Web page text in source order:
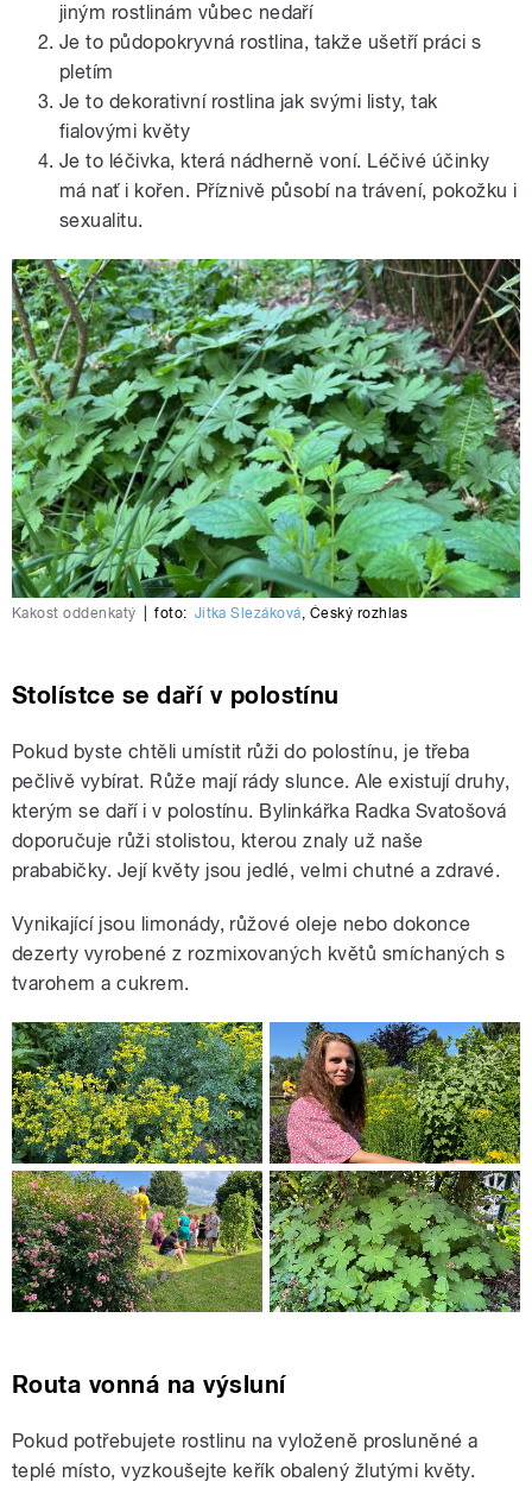
jiným rostlinám vůbec nedaří
Je to půdopokryvná rostlina, takže ušetří práci s
pletím
Je to dekorativní rostlina jak svými listy, tak
fialovými květy
Je to léčivka, která nádherně voní. Léčivé účinky
má nať i kořen. Příznivě působí na trávení, pokožku i
sexualitu.
Kakost oddenkatý foto: Jitka Slezáková, Český rozhlas
Stolístce se daří v polostínu
Pokud byste chtěli umístit růži do polostínu, je třeba
pečlivě vybírat. Růže mají rády slunce. Ale existují druhy,
kterým se daří i v polostínu. Bylinkářka Radka Svatošová
doporučuje růži stolistou, kterou znaly už naše
prababičky. Její květy jsou jedlé, velmi chutné a zdravé.
Vynikající jsou limonády, růžové oleje nebo dokonce
dezerty vyrobené z rozmixovaných květů smíchaných s
tvarohem a cukrem.
Routa vonná na výsluní
Pokud potřebujete rostlinu na vyloženě prosluněné a
teplé místo, vyzkoušejte keřík obalený žlutými květy.